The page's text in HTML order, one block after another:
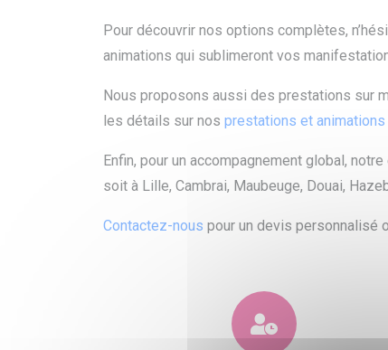
Pour découvrir nos options complètes,
animations qui sublimeront vos
Nous proposons aussi des prestations sur
les détails sur nos prestations et
Enfin, pour un accompagnement global,
soit à Lille, Cambrai, Maubeuge, Douai,
Contactez-nous pour un devis personnalisé